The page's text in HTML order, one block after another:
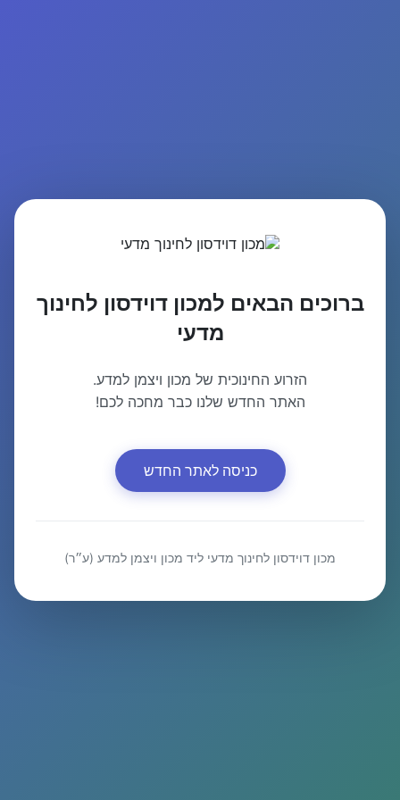
ברוכים הבאים למכון דוידסון לחינוך
מדעי
הזרוע החינוכית של מכון ויצמן למדע.
האתר החדש שלנו כבר מחכה לכם!
כניסה לאתר החדש
מכון דוידסון לחינוך מדעי ליד מכון ויצמן למדע (ע״ר)